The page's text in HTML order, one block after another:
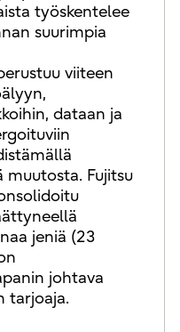
työskentelee
suurimpia
viiteen
dataan ja
muutosta. Fujitsu
jeniä (23
johtava
tarjoaja.